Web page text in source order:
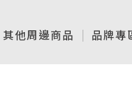
其他周邊商品 品牌專